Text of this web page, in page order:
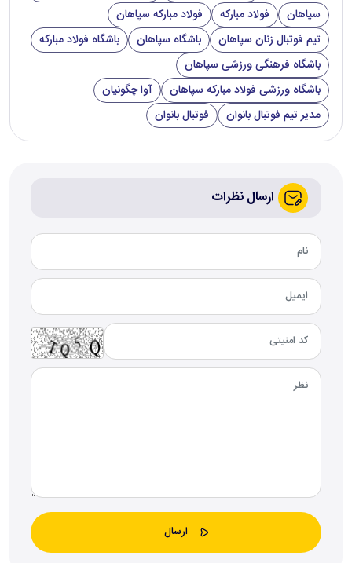
سپاهان
فولاد مبارکه
فولاد مبارکه سپاهان
تیم فوتبال زنان سپاهان
باشگاه سپاهان
باشگاه فولاد مبارکه
باشگاه فرهنگی ورزشی سپاهان
باشگاه ورزشی فولاد مبارکه سپاهان
آوا چگونیان
مدیر تیم فوتبال بانوان
فوتبال بانوان
ارسال نظرات